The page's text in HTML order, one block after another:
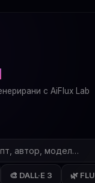
с AiFlux Lab
🎨 DALL·E 3 🌿